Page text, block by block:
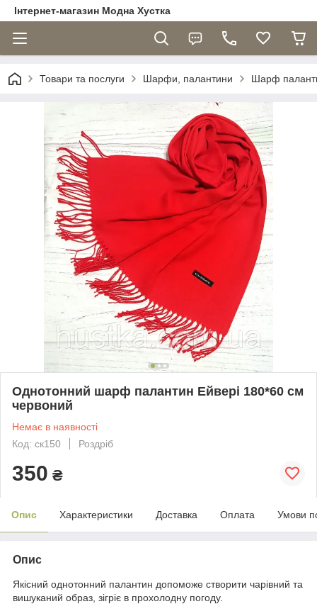
Інтернет-магазин Модна Хустка
Товари та послуги Шарфи, палантини Шарф
Однотонний шарф палантин Ейвері 180*60 см
червоний
Немає в наявності
Код: ск150
Роздріб
350 ₴
Опис Характеристики Доставка Оплата Умови
Опис
Якісний однотонний палантин допоможе створити чарівний та
вишуканий образ, зігріє в прохолодну погоду.